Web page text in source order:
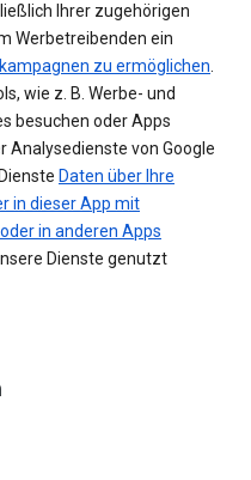
Ihrer zugehörigen
Werbetreibenden ein
zu ermöglichen.
wie z. B. Werbe- und
besuchen oder Apps
Analysedienste von Google
Daten über Ihre
in dieser App mit
in anderen Apps
Dienste genutzt